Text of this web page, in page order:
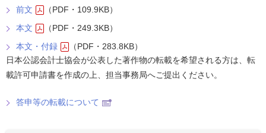
前文
（PDF・109.9KB）
本文
（PDF・249.3KB）
本文・付録
（PDF・283.8KB）
日本公認会計士協会が公表した著作物の転載を希望される方は、転
載許可申請書を作成の上、担当事務局へご提出ください。
答申等の転載について